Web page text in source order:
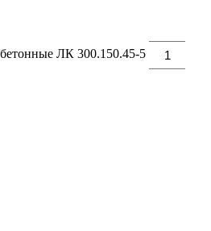
ЛК 300.150.45-5